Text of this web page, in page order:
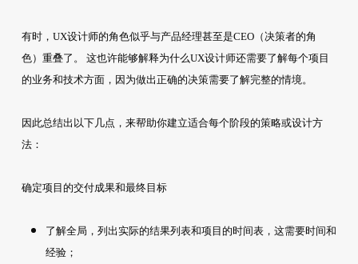
有时，UX设计师的角色似乎与产品经理甚至是CEO（决策者的角
色）重叠了。 这也许能够解释为什么UX设计师还需要了解每个项目
的业务和技术方面，因为做出正确的决策需要了解完整的情境。
因此总结出以下几点，来帮助你建立适合每个阶段的策略或设计方
法：
确定项目的交付成果和最终目标
了解全局，列出实际的结果列表和项目的时间表，这需要时间和
经验；